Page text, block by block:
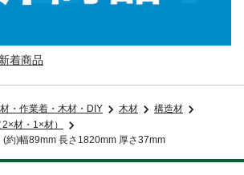
着商品
・作業着・木材・DIY 木材
構造材
材・1×材）
約)幅89mm 長さ1820mm 厚さ37mm